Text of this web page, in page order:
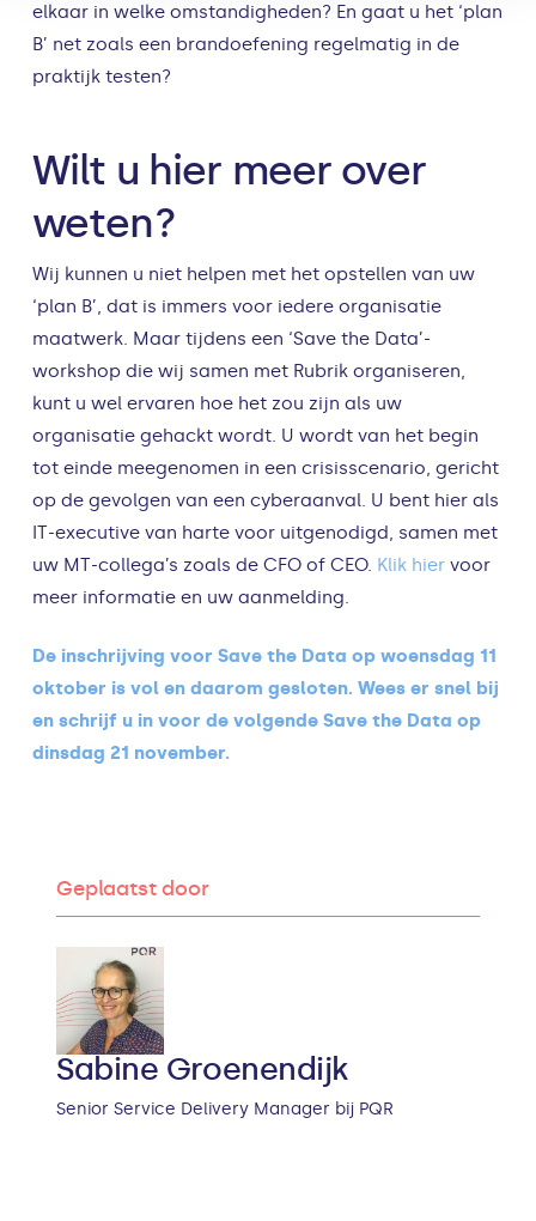
elkaar in welke omstandigheden? En gaat u het ‘plan
B’ net zoals een brandoefening regelmatig in de
praktijk testen?
Wilt u hier meer over
weten?
Wij kunnen u niet helpen met het opstellen van uw
‘plan B’, dat is immers voor iedere organisatie
maatwerk. Maar tijdens een ‘Save the Data’-
workshop die wij samen met Rubrik organiseren,
kunt u wel ervaren hoe het zou zijn als uw
organisatie gehackt wordt. U wordt van het begin
tot einde meegenomen in een crisisscenario, gericht
op de gevolgen van een cyberaanval. U bent hier als
IT-executive van harte voor uitgenodigd, samen met
uw MT-collega’s zoals de CFO of CEO. Klik hiervoor
meer informatie en uw aanmelding.
De inschrijving voor Save the Data op woensdag 11
oktober is vol en daarom gesloten. Wees er snel bij
en schrijf u in voor de volgende Save the Data op
dinsdag 21 november.
Geplaatst door
Sabine Groenendijk
Senior Service Delivery Manager bij PQR